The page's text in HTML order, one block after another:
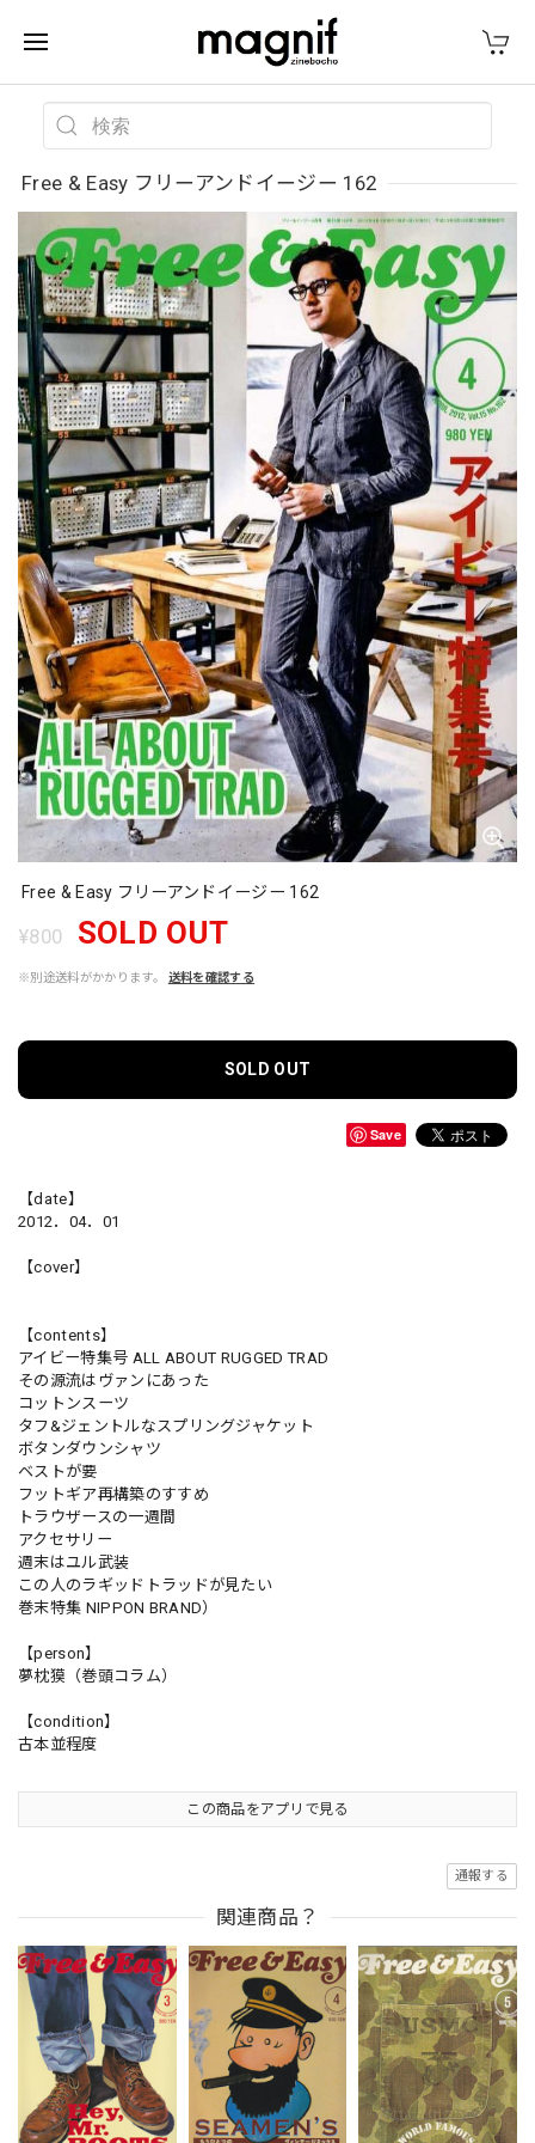
Free & Easy フリーアンドイージー 162
Free & Easy フリーアンドイージー 162
¥800 SOLD OUT
※別途送料がかかります。 送料を確認する
SOLD OUT
Save
【date】
2012．04．01
【cover】
【contents】
アイビー特集号 ALL ABOUT RUGGED TRAD
その源流はヴァンにあった
コットンスーツ
タフ&ジェントルなスプリングジャケット
ボタンダウンシャツ
ベストが要
フットギア再構築のすすめ
トラウザースの一週間
アクセサリー
週末はユル武装
この人のラギッドトラッドが見たい
巻末特集 NIPPON BRAND）
【person】
夢枕獏（巻頭コラム）
【condition】
古本並程度
この商品をアプリで見る
通報する
関連商品？